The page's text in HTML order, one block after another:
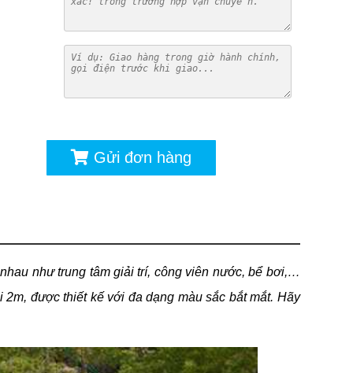
Gửi đơn hàng
như trung tâm giải trí, công viên nước, bể bơi,…
được thiết kế với đa dạng màu sắc bắt mắt. Hãy